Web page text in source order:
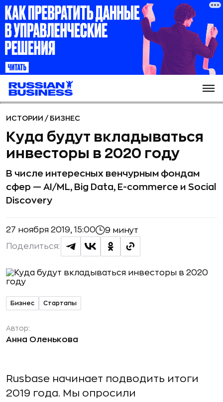
ИСТОРИИ / БИЗНЕС
Куда будут вкладываться
инвесторы в 2020 году
В числе интересных венчурным фондам
сфер — AI/ML, Big Data, E-commerce и Social
Discovery
27 ноября 2019, 15:00 9 минут
Поделиться:
Бизнес Стартапы
Автор:
Анна Оленькова
Rusbase начинает подводить итоги
2019 года. Мы опросили